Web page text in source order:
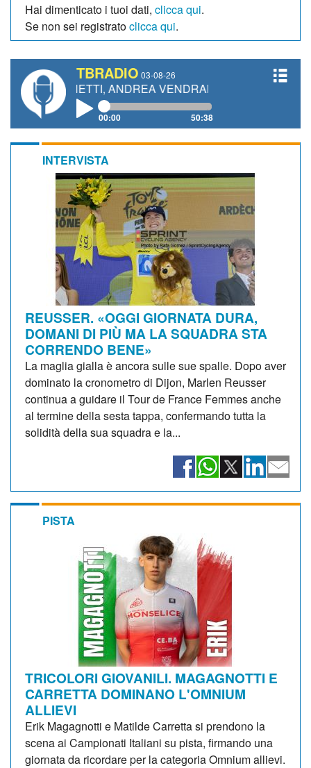
Hai dimenticato i tuoi dati, clicca qui.
Se non sei registratoclicca qui.
TBRADIO 03-08-26
ANDREA VENDRAME, FILIPPO FIORELLI
00:00 50:38
INTERVISTA
REUSSER. «OGGI GIORNATA DURA,
DOMANI DI PIÙ MA LA SQUADRA STA
CORRENDO BENE»
La maglia gialla è ancora sulle sue spalle. Dopo aver
dominato la cronometro di Dijon, Marlen Reusser
continua a guidare il Tour de France Femmes anche
al termine della sesta tappa, confermando tutta la
solidità della sua squadra e la...
PISTA
TRICOLORI GIOVANILI. MAGAGNOTTI E
CARRETTA DOMINANO L'OMNIUM
ALLIEVI
Erik Magagnotti e Matilde Carretta si prendono la
scena ai Campionati Italiani su pista, firmando una
giornata da ricordare per la categoria Omnium allievi.